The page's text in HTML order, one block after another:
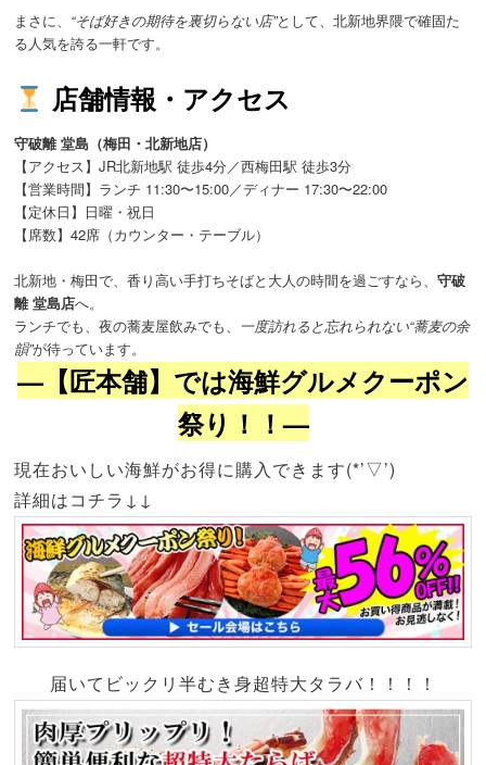
まさに、 “そば好きの期待を裏切らない店”として、北新地界隈で確固た
る人気を誇る一軒です。
店舗情報・アクセス
守破離 堂島（梅田・北新地店）
【アクセス】JR北新地駅 徒歩4分／西梅田駅 徒歩3分
【営業時間】ランチ 11:30〜15:00／ディナー 17:30〜22:00
【定休日】日曜・祝日
【席数】42席（カウンター・テーブル）
北新地・梅田で、香り高い手打ちそばと大人の時間を過ごすなら、守破
離 堂島店へ。
ランチでも、夜の蕎麦屋飲みでも、 一度訪れると忘れられない“蕎麦の余
韻”が待っています。
—【匠本舗】では海鮮グルメクーポン
祭り！！—
現在おいしい海鮮がお得に購入できます(*’▽’)
詳細はコチラ↓↓
届いてビックリ半むき身超特大タラバ！！！！